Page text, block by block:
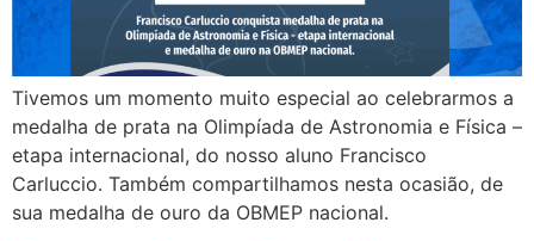
Tivemos um momento muito especial ao celebrarmos a
medalha de prata na Olimpíada de Astronomia e Física –
etapa internacional, do nosso aluno Francisco
Carluccio. Também compartilhamos nesta ocasião, de
sua medalha de ouro da OBMEP nacional.